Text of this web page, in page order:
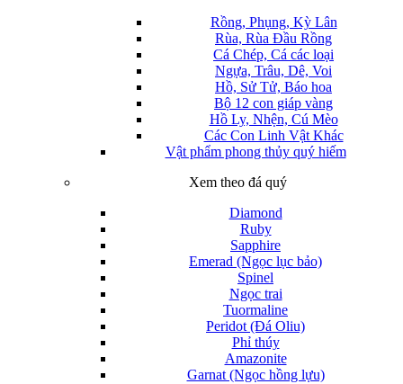
Rồng, Phụng, Kỳ Lân
Rùa, Rùa Đầu Rồng
Cá Chép, Cá các loại
Ngựa, Trâu, Dê, Voi
Hồ, Sử Tử, Báo hoa
Bộ 12 con giáp vàng
Hồ Ly, Nhện, Cú Mèo
Các Con Linh Vật Khác
Vật phẩm phong thủy quý hiếm
Xem theo đá quý
Diamond
Ruby
Sapphire
Emerad (Ngọc lục bảo)
Spinel
Ngọc trai
Tuormaline
Peridot (Đá Oliu)
Phỉ thúy
Amazonite
Garnat (Ngọc hồng lựu)